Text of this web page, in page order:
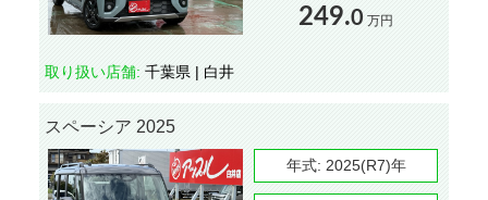
249.0 万円
取り扱い店舗: 千葉県 | 白井
スペーシア 2025
年式: 2025(R7)年